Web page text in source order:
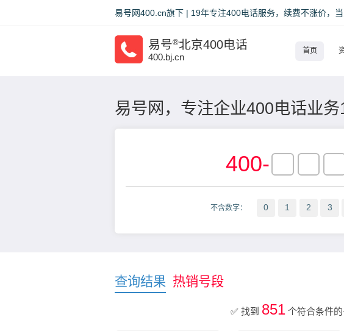
易号网400.cn旗下 | 19年专注400电话服务，续费不涨价，
易号®北京400电话
400.bj.cn
首页
易号网，专注企业400电话业务
400-
不含数字： 0 1 2 3
查询结果 热销号段
✅ 找到 851个符合条件的